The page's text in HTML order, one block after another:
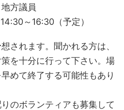
方議員
～16:30（予定）
されます。聞かれる方は、
を十分に行って下さい。場
めて終了する可能性もあり
のボランティアも募集して